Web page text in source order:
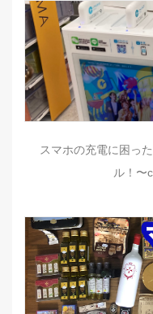
スマホの充電に困っ
ル！〜